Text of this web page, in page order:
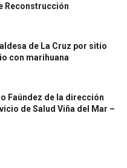
Reconstrucción
de La Cruz por sitio
con marihuana
Faúndez de la dirección
de Salud Viña del Mar –